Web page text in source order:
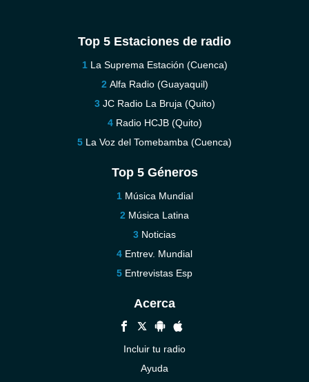
Top 5 Estaciones de radio
La Suprema Estación (Cuenca)
Alfa Radio (Guayaquil)
JC Radio La Bruja (Quito)
Radio HCJB (Quito)
La Voz del Tomebamba (Cuenca)
Top 5 Géneros
Música Mundial
Música Latina
Noticias
Entrev. Mundial
Entrevistas Esp
Acerca
Incluir tu radio
Ayuda